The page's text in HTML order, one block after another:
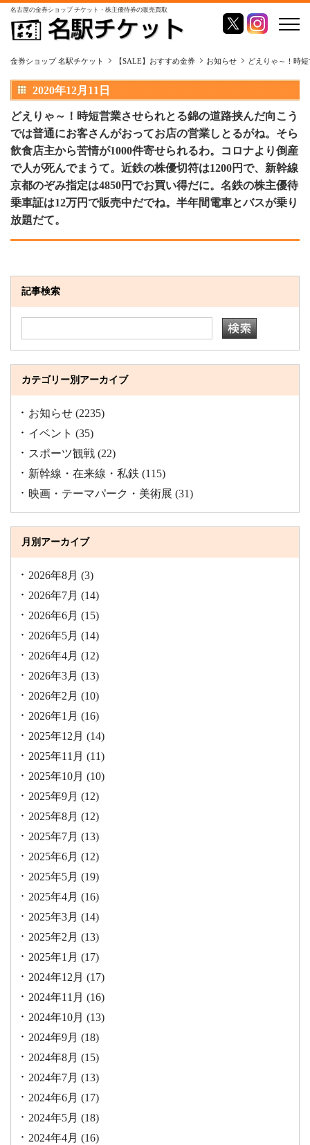
名古屋の金券ショップ チケット・株主優待券の販売買取
金券ショップ 名駅チケット 【SALE】おすすめ金券 お知らせ どえりゃ～！時
2020年12月11日
どえりゃ～！時短営業させられとる錦の道路挟んだ向こう
では普通にお客さんがおってお店の営業しとるがね。そら
飲食店主から苦情が1000件寄せられるわ。コロナより倒産
で人が死んでまうて。近鉄の株優切符は1200円で、新幹線
京都のぞみ指定は4850円でお買い得だに。名鉄の株主優待
乗車証は12万円で販売中だでね。半年間電車とバスが乗り
放題だて。
記事検索
カテゴリー別アーカイブ
お知らせ (2235)
イベント (35)
スポーツ観戦 (22)
新幹線・在来線・私鉄 (115)
映画・テーマパーク・美術展 (31)
月別アーカイブ
2026年8月 (3)
2026年7月 (14)
2026年6月 (15)
2026年5月 (14)
2026年4月 (12)
2026年3月 (13)
2026年2月 (10)
2026年1月 (16)
2025年12月 (14)
2025年11月 (11)
2025年10月 (10)
2025年9月 (12)
2025年8月 (12)
2025年7月 (13)
2025年6月 (12)
2025年5月 (19)
2025年4月 (16)
2025年3月 (14)
2025年2月 (13)
2025年1月 (17)
2024年12月 (17)
2024年11月 (16)
2024年10月 (13)
2024年9月 (18)
2024年8月 (15)
2024年7月 (13)
2024年6月 (17)
2024年5月 (18)
2024年4月 (16)